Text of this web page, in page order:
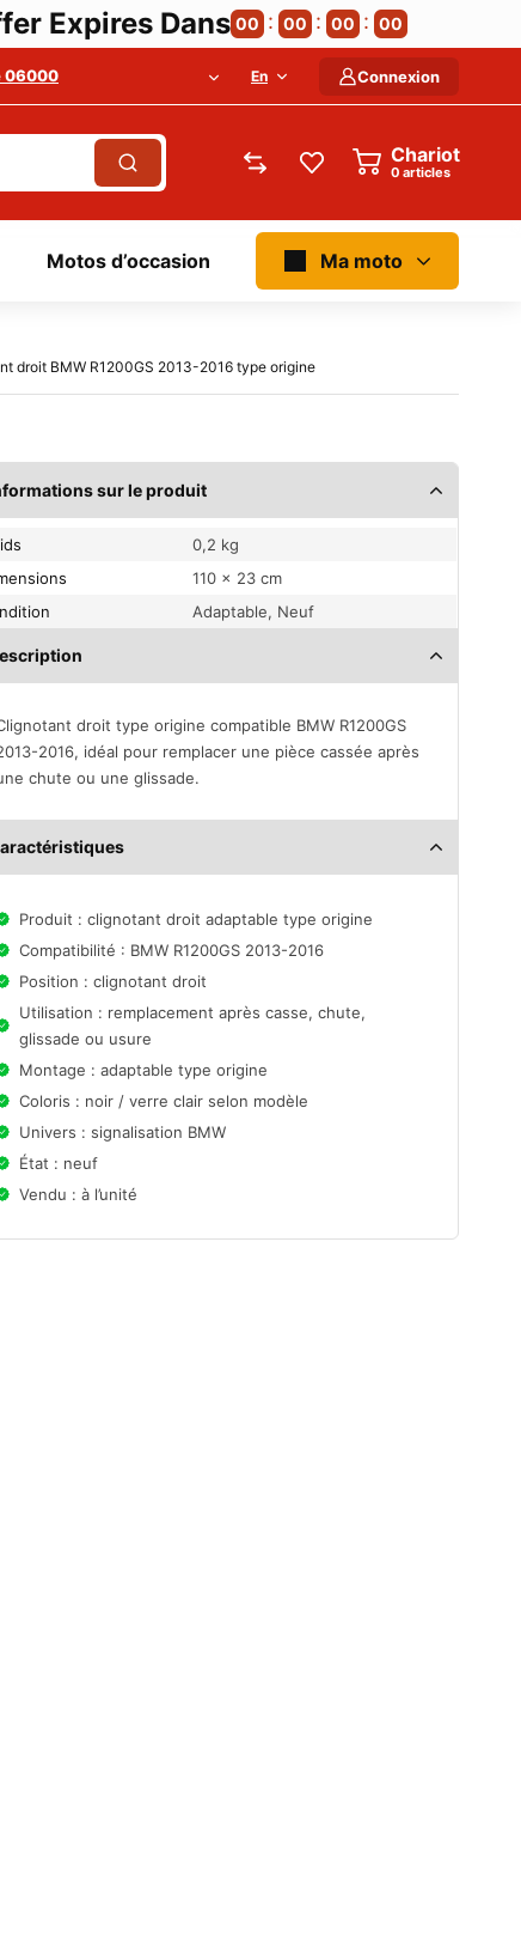
Expires Dans 00 00 00 00
06000 En Connexion
Chariot
articles
Motos d’occasion Ma moto
droit BMW R1200GS 2013-2016 type origine
sur le produit
0,2 kg
110 × 23 cm
Adaptable, Neuf
droit type origine compatible BMW R1200GS
2016, idéal pour remplacer une pièce cassée après
chute ou une glissade.
Produit : clignotant droit adaptable type origine
Compatibilité : BMW R1200GS 2013-2016
Position : clignotant droit
Utilisation : remplacement après casse, chute,
glissade ou usure
Montage : adaptable type origine
Coloris : noir / verre clair selon modèle
Univers : signalisation BMW
État : neuf
Vendu : à l’unité